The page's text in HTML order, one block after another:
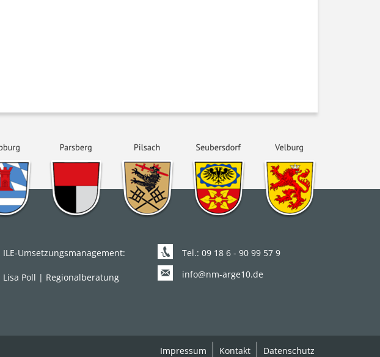
ILE-Umsetzungsmanagement:
Lisa Poll | Regionalberatung
Tel.: 09 18 6 - 90 99 57 9
info@nm-arge10.de
Datenschutz
Kontakt
Impressum